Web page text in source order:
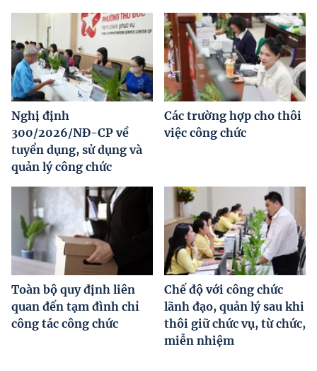
Nghị định
300/2026/NĐ-CP về
tuyển dụng, sử dụng và
quản lý công chức
Các trường hợp cho thôi
việc công chức
Toàn bộ quy định liên
quan đến tạm đình chỉ
công tác công chức
Chế độ với công chức
lãnh đạo, quản lý sau khi
thôi giữ chức vụ, từ chức,
miễn nhiệm